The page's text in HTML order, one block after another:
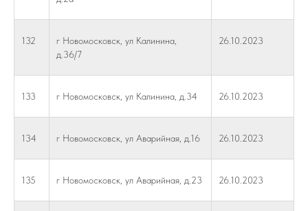
132
г Новомосковск, ул Калинина,
д.36/7
26.10.2023
133 г Новомосковск, ул Калинина, д.34 26.10.2023
134 г Новомосковск, ул Аварийная, д.16 26.10.2023
135 г Новомосковск, ул Аварийная, д.23 26.10.2023